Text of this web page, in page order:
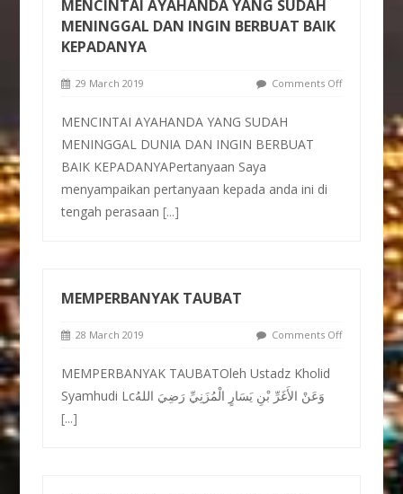
MENCINTAI AYAHANDA YANG SUDAH
MENINGGAL DAN INGIN BERBUAT BAIK
KEPADANYA
29 March 2019 Comments Off
MENCINTAI AYAHANDA YANG SUDAH
MENINGGAL DUNIA DAN INGIN BERBUAT
BAIK KEPADANYAPertanyaan Saya
menyampaikan pertanyaan kepada anda ini di
tengah perasaan[...]
MEMPERBANYAK TAUBAT
28 March 2019 Comments Off
MEMPERBANYAK TAUBATOleh Ustadz Kholid
Syamhudi Lcوَعَنْ الأَغَرِّ بْنِ يَسَارٍ الْمُزَنِيِّ رَضِيَ اللهُ
[...]